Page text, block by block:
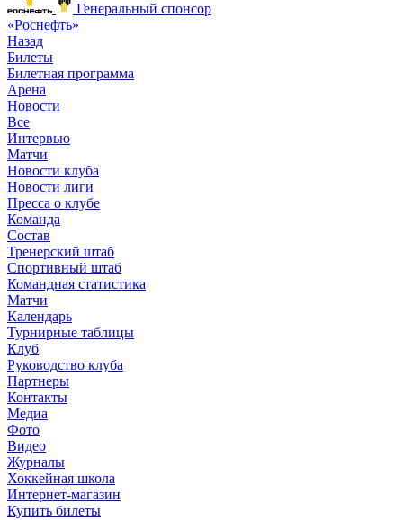
Генеральный спонсор
«Роснефть»
Назад
Билеты
Билетная программа
Арена
Новости
Все
Интервью
Матчи
Новости клуба
Новости лиги
Пресса о клубе
Команда
Состав
Тренерский штаб
Спортивный штаб
Командная статистика
Матчи
Календарь
Турнирные таблицы
Клуб
Руководство клуба
Партнеры
Контакты
Медиа
Фото
Видео
Журналы
Хоккейная школа
Интернет-магазин
Купить билеты